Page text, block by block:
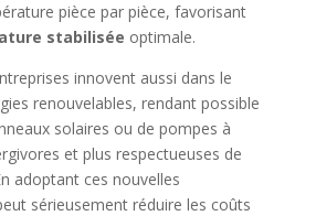
pièce par pièce, favorisant
stabilisée optimale.
innovent aussi dans le
renouvelables, rendant possible
solaires ou de pompes à
et plus respectueuses de
adoptant ces nouvelles
sérieusement réduire les coûts